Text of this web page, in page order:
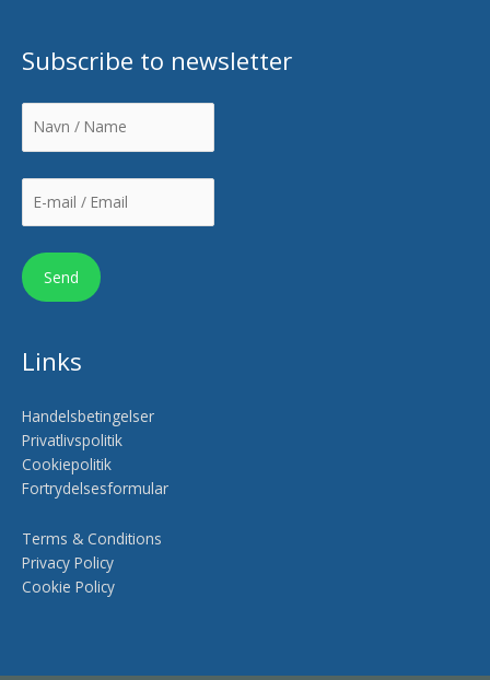
Subscribe to newsletter
Links
Handelsbetingelser
Privatlivspolitik
Cookiepolitik
Fortrydelsesformular
Terms & Conditions
Privacy Policy
Cookie Policy